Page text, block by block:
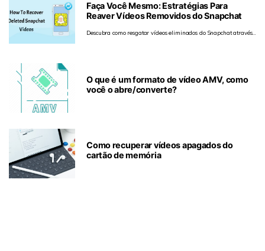
Faça Você Mesmo: Estratégias Para
Reaver Vídeos Removidos do Snapchat
Descubra como resgatar vídeos eliminados do Snapchat através
O que é um formato de vídeo AMV, como
você o abre/converte?
Como recuperar vídeos apagados do
cartão de memória